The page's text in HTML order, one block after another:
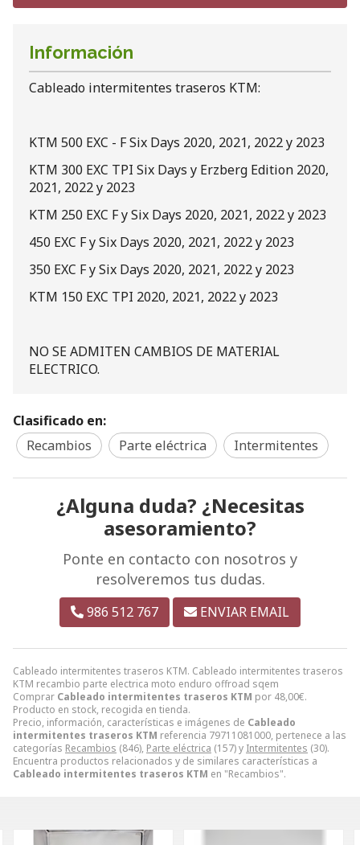
Cableado intermitentes traseros KTM. Cableado intermitentes traseros
KTM recambio parte electrica moto enduro offroad sqem
Comprar Cableado intermitentes traseros KTM por 48,00€.
Producto en stock, recogida en tienda.
Precio, información, características e imágenes de Cableado
intermitentes traseros KTM referencia 79711081000, pertenece a las
categorías Recambios (846), Parte eléctrica (157) y Intermitentes (30).
Encuentra productos relacionados y de similares características a
Cableado intermitentes traseros KTM en "Recambios".
Información
Cableado intermitentes traseros KTM:
KTM 500 EXC - F Six Days 2020, 2021, 2022 y 2023
KTM 300 EXC TPI Six Days y Erzberg Edition 2020,
2021, 2022 y 2023
KTM 250 EXC F y Six Days 2020, 2021, 2022 y 2023
450 EXC F y Six Days 2020, 2021, 2022 y 2023
350 EXC F y Six Days 2020, 2021, 2022 y 2023
KTM 150 EXC TPI 2020, 2021, 2022 y 2023
NO SE ADMITEN CAMBIOS DE MATERIAL
ELECTRICO.
Clasificado en:
Recambios
Parte eléctrica Intermitentes
¿Alguna duda? ¿Necesitas
asesoramiento?
Ponte en contacto con nosotros y
resolveremos tus dudas.
986 512 767 ENVIAR EMAIL